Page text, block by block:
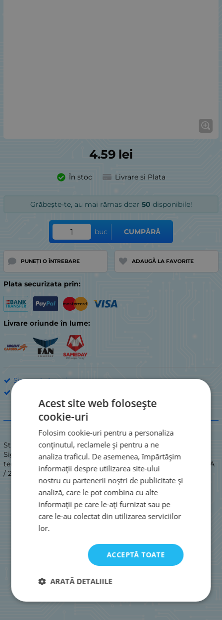
4.59 lei
În stoc Livrare si Plata
Grăbește-te, au mai rămas doar 50 disponibile!
buc CUMPĂRĂ
PUNEȚI O ÎNTREBARE ADAUGĂ LA FAVORITE
Plata securizata prin:
Livrare oriunde în lume:
Siguranțe termice
Descriere
Stare: NOUĂ
Siguranță termică; 250V 10A 157`C; Siguranță termică cu
temperatură de decuplare …... °C, capacitate de încărcare 10 A
/ 250 VAC; ф4x12 [mm]
Acest site web folosește
cookie-uri
Folosim cookie-uri pentru a personaliza
conținutul, reclamele și pentru a ne
analiza traficul. De asemenea, împărtășim
informații despre utilizarea site-ului
nostru cu partenerii noștri de publicitate și
analiză, care le pot combina cu alte
informații pe care le-ați furnizat sau pe
care le-au colectat din utilizarea serviciilor
lor.
ACCEPTĂ TOATE
ARATĂ DETALIILE